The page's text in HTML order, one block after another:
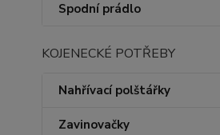
Spodní prádlo
KOJENECKÉ POTŘEBY
Nahřívací polštářky
Zavinovačky